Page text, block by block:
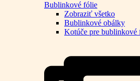
Bublinkové fólie
Zobraziť všetko
Bublinkové obálky
Kotúče pre bublinkové